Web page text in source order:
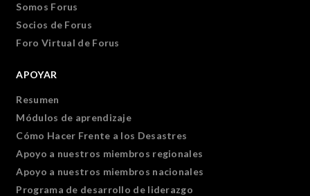
Somos Forus
Socios de Forus
Foro Virtual de Forus
APOYAR
Resumen
Módulos de aprendizaje
Cómo Hacer Frente a los Desastres
Apoyo a nuestros miembros regionales
Apoyo a nuestros miembros nacionales
Programa de desarrollo de liderazgo